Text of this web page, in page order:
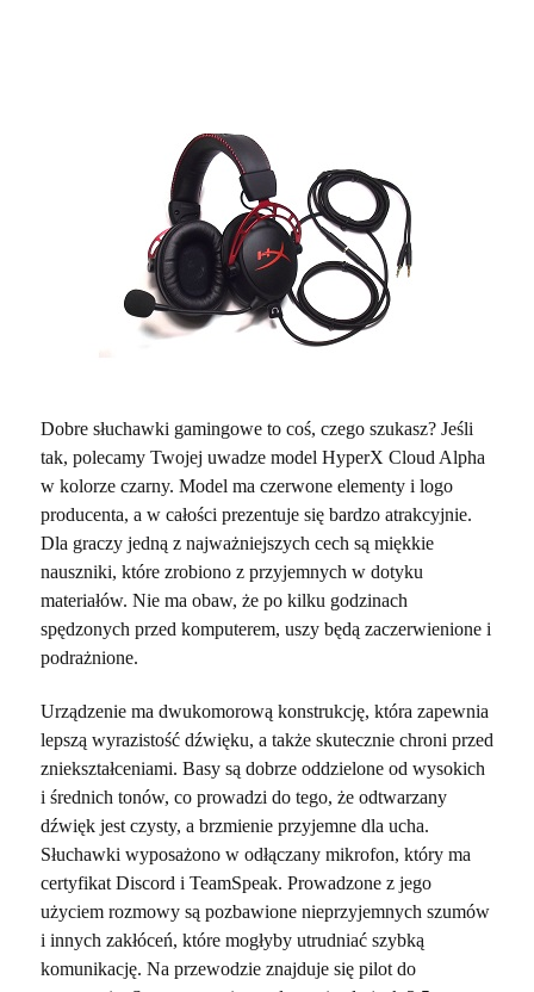
Dobre słuchawki gamingowe to coś, czego szukasz? Jeśli
tak, polecamy Twojej uwadze model HyperX Cloud Alpha
w kolorze czarny. Model ma czerwone elementy i logo
producenta, a w całości prezentuje się bardzo atrakcyjnie.
Dla graczy jedną z najważniejszych cech są miękkie
nauszniki, które zrobiono z przyjemnych w dotyku
materiałów. Nie ma obaw, że po kilku godzinach
spędzonych przed komputerem, uszy będą zaczerwienione i
podrażnione.
Urządzenie ma dwukomorową konstrukcję, która zapewnia
lepszą wyrazistość dźwięku, a także skutecznie chroni przed
zniekształceniami. Basy są dobrze oddzielone od wysokich
i średnich tonów, co prowadzi do tego, że odtwarzany
dźwięk jest czysty, a brzmienie przyjemne dla ucha.
Słuchawki wyposażono w odłączany mikrofon, który ma
certyfikat Discord i TeamSpeak. Prowadzone z jego
użyciem rozmowy są pozbawione nieprzyjemnych szumów
i innych zakłóceń, które mogłyby utrudniać szybką
komunikację. Na przewodzie znajduje się pilot do